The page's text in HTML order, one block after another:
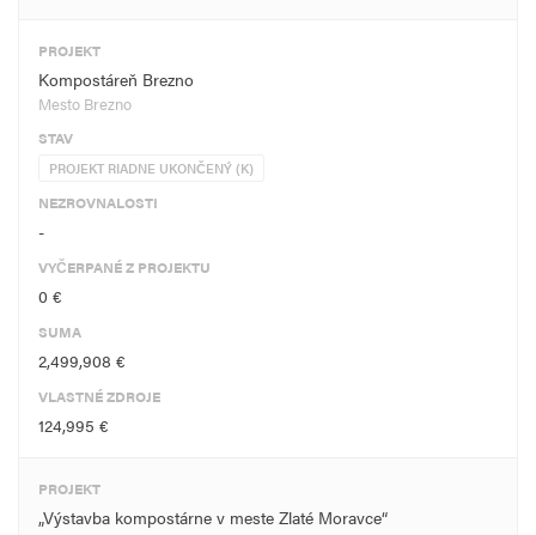
PROJEKT
Kompostáreň Brezno
Mesto Brezno
STAV
PROJEKT RIADNE UKONČENÝ (K)
NEZROVNALOSTI
-
VYČERPANÉ Z PROJEKTU
0 €
SUMA
2,499,908 €
VLASTNÉ ZDROJE
124,995 €
PROJEKT
„Výstavba kompostárne v meste Zlaté Moravce“